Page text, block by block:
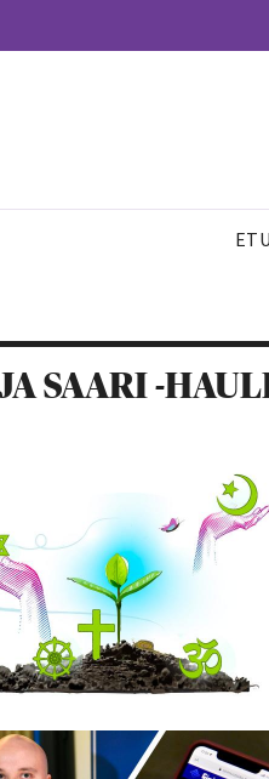
SAARI -